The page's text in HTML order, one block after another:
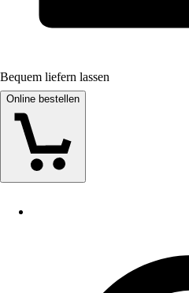
Bequem liefern lassen
Online bestellen